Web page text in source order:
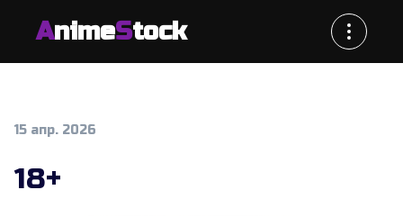
AnimeStock
15 апр. 2026
18+